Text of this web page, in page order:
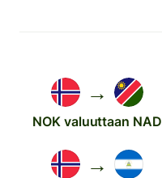
→
NOK valuuttaan NAD
→